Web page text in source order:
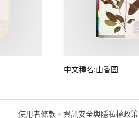
中文種名:山香圓
使用者條款、資訊安全與隱私權政策